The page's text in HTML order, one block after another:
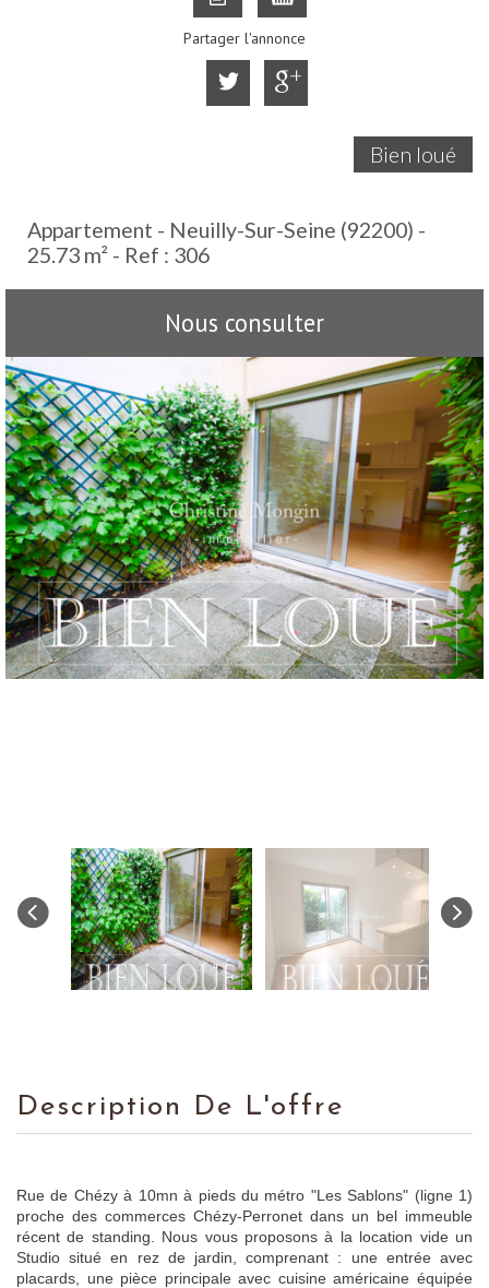
Partager l'annonce
Bien loué
Appartement - Neuilly-Sur-Seine (92200) -
25.73 m² - Ref : 306
Nous consulter
Description De L'offre
Rue de Chézy à 10mn à pieds du métro "Les Sablons" (ligne 1)
proche des commerces Chézy-Perronet dans un bel immeuble
récent de standing. Nous vous proposons à la location vide un
Studio situé en rez de jardin, comprenant : une entrée avec
placards, une pièce principale avec cuisine américaine équipée